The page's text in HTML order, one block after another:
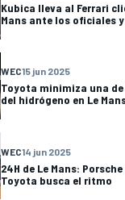
Kubica lleva al Ferrari
Mans ante los oficiales
WEC15 jun 2025
Toyota minimiza una
del hidrógeno en Le
WEC14 jun 2025
24H de Le Mans:
Toyota busca el ritmo